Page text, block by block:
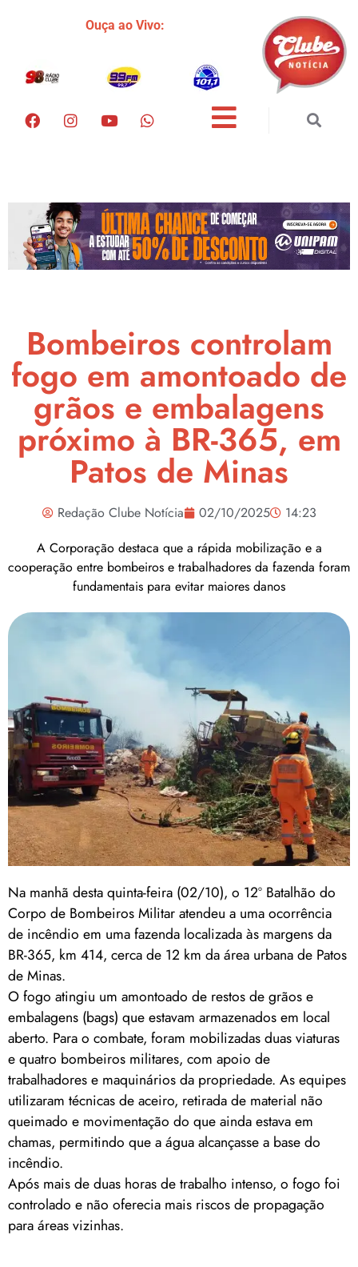
Ouça ao Vivo:
Bombeiros controlam
fogo em amontoado de
grãos e embalagens
próximo à BR-365, em
Patos de Minas
Redação Clube Notícia 02/10/2025
14:23
A Corporação destaca que a rápida mobilização e a
cooperação entre bombeiros e trabalhadores da fazenda foram
fundamentais para evitar maiores danos
Na manhã desta quinta-feira (02/10), o 12º Batalhão do
Corpo de Bombeiros Militar atendeu a uma ocorrência
de incêndio em uma fazenda localizada às margens da
BR-365, km 414, cerca de 12 km da área urbana de Patos
de Minas.
O fogo atingiu um amontoado de restos de grãos e
embalagens (bags) que estavam armazenados em local
aberto. Para o combate, foram mobilizadas duas viaturas
e quatro bombeiros militares, com apoio de
trabalhadores e maquinários da propriedade. As equipes
utilizaram técnicas de aceiro, retirada de material não
queimado e movimentação do que ainda estava em
chamas, permitindo que a água alcançasse a base do
incêndio.
Após mais de duas horas de trabalho intenso, o fogo foi
controlado e não oferecia mais riscos de propagação
para áreas vizinhas.